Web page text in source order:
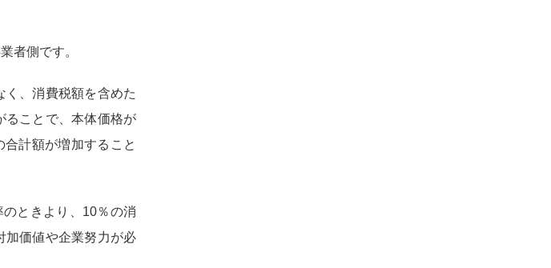
者側です。
、消費税額を含めた
ることで、本体価格が
計額が増加すること
ときより、10％の消
加価値や企業努力が必